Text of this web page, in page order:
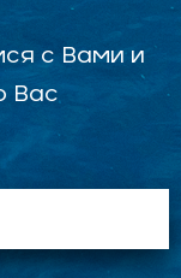
с Вами и
Вас